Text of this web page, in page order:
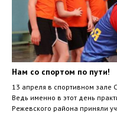
Нам со спортом по пути!
13 апреля в спортивном зале
Ведь именно в этот день
Режевского района приняли